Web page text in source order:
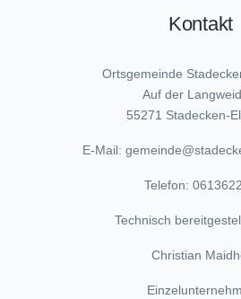
Kontakt
Ortsgemeinde
Auf der
55271 Stadecken-
E-Mail:
Telefon:
Technisch
Christian